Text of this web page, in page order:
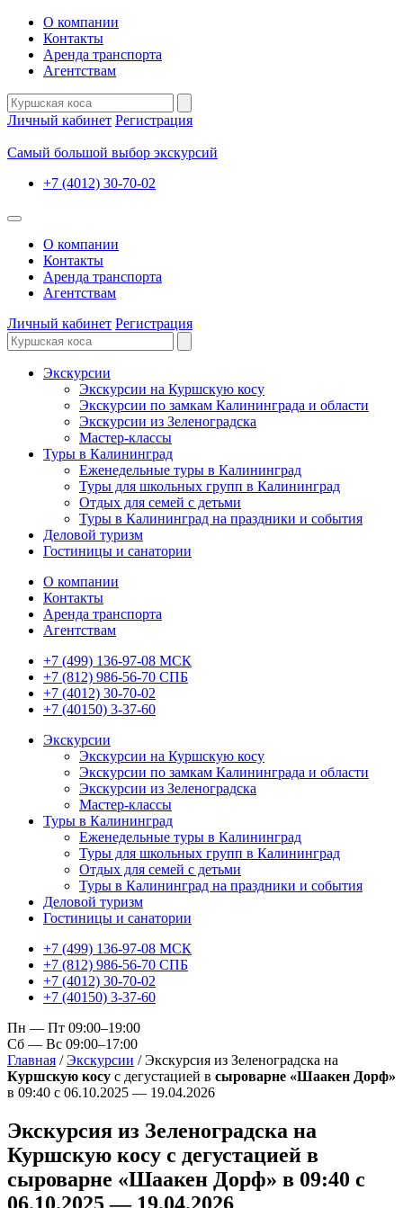
О компании
Контакты
Аренда транспорта
Агентствам
Личный кабинет Регистрация
Самый большой выбор экскурсий
+7 (4012) 30-70-02
О компании
Контакты
Аренда транспорта
Агентствам
Личный кабинет Регистрация
Экскурсии
Экскурсии на Куршскую косу
Экскурсии по замкам Калининграда и области
Экскурсии из Зеленоградска
Мастер-классы
Туры в Калининград
Еженедельные туры в Калининград
Туры для школьных групп в Калининград
Отдых для семей с детьми
Туры в Калининград на праздники и события
Деловой туризм
Гостиницы и санатории
О компании
Контакты
Аренда транспорта
Агентствам
+7 (499) 136-97-08 МСК
+7 (812) 986-56-70 СПБ
+7 (4012) 30-70-02
+7 (40150) 3-37-60
Экскурсии
Экскурсии на Куршскую косу
Экскурсии по замкам Калининграда и области
Экскурсии из Зеленоградска
Мастер-классы
Туры в Калининград
Еженедельные туры в Калининград
Туры для школьных групп в Калининград
Отдых для семей с детьми
Туры в Калининград на праздники и события
Деловой туризм
Гостиницы и санатории
+7 (499) 136-97-08 МСК
+7 (812) 986-56-70 СПБ
+7 (4012) 30-70-02
+7 (40150) 3-37-60
Пн — Пт 09:00–19:00
Сб — Вс 09:00–17:00
Главная /Экскурсии /Экскурсия из Зеленоградска на
Куршскую косу с дегустацией в сыроварне «Шаакен Дорф»
в 09:40 с 06.10.2025 — 19.04.2026
Экскурсия из Зеленоградска на
Куршскую косу с дегустацией в
сыроварне «Шаакен Дорф» в 09:40 с